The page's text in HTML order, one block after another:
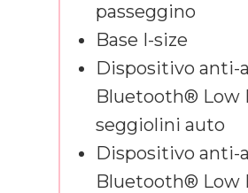
passeggino
Base I-size
Dispositivo anti-
Bluetooth® Low
seggiolini auto
Dispositivo anti-
Bluetooth® Low